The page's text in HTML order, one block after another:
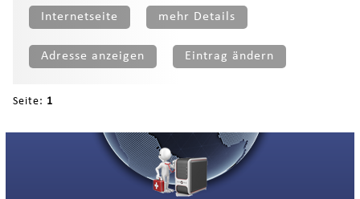
Internetseite mehr Details
Adresse anzeigen Eintrag ändern
Seite: 1